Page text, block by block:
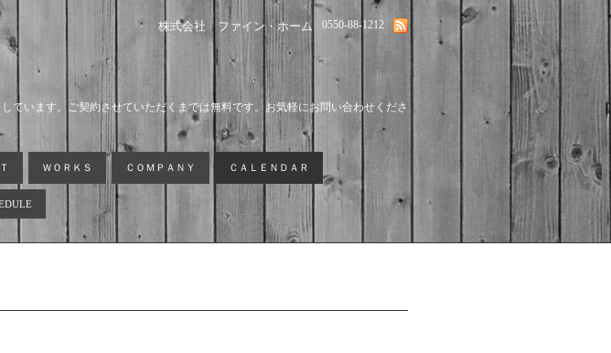
0550-88-1212
株式会社 ファイン・ホーム
ています。ご契約させていただくまでは無料です。お気軽にお問い合わせくださ
ＷＯＲＫＳ ＣＯＭＰＡＮＹ ＣＡＬＥＮＤＡＲ